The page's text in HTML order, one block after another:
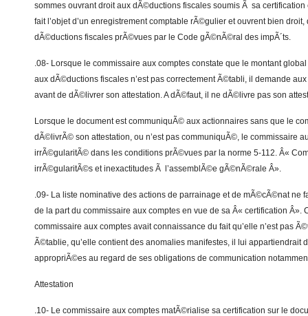
sommes ouvrant droit aux dÃ©ductions fiscales soumis Ã sa certification
fait l’objet d’un enregistrement comptable rÃ©gulier et ouvrent bien
dÃ©ductions fiscales prÃ©vues par le Code gÃ©nÃ©ral des impÃ´ts.
.08- Lorsque le commissaire aux comptes constate que le montant
aux dÃ©ductions fiscales n’est pas correctement Ã©tabli, il demande
avant de dÃ©livrer son attestation. A dÃ©faut, il ne dÃ©livre pas son
Lorsque le document est communiquÃ© aux actionnaires sans que le
dÃ©livrÃ© son attestation, ou n’est pas communiquÃ©, le commissaire
irrÃ©gularitÃ© dans les conditions prÃ©vues par la norme 5-112. Â«
irrÃ©gularitÃ©s et inexactitudes Ã l’assemblÃ©e gÃ©nÃ©rale Â».
.09- La liste nominative des actions de parrainage et de mÃ©cÃ©nat ne
de la part du commissaire aux comptes en vue de sa Â« certification Â».
commissaire aux comptes avait connaissance du fait qu’elle n’est pas
Ã©tablie, qu’elle contient des anomalies manifestes, il lui appartiendrait
appropriÃ©es au regard de ses obligations de communication
Attestation
.10- Le commissaire aux comptes matÃ©rialise sa certification sur le